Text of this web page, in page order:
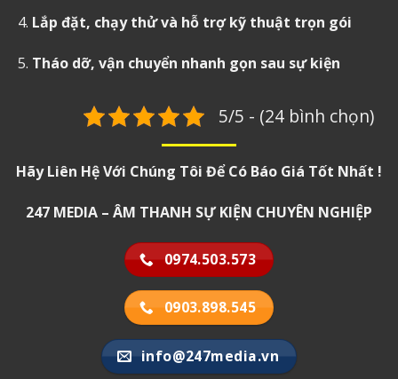
Lắp đặt, chạy thử và hỗ trợ kỹ thuật trọn gói
Tháo dỡ, vận chuyển nhanh gọn sau sự kiện
5/5 - (24 bình chọn)
Hãy Liên Hệ Với Chúng Tôi Để Có Báo Giá Tốt Nhất !
247 MEDIA – ÂM THANH SỰ KIỆN CHUYÊN NGHIỆP
0974.503.573
0903.898.545
info@247media.vn